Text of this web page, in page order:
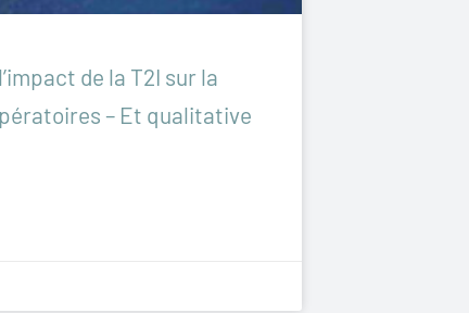
de la T2I sur la
– Et qualitative